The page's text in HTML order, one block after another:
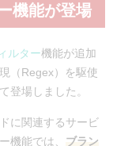
機能が登場
ルター機能が追加
（Regex）を駆使
登場しました。
に関連するサービ
機能では、 ブラン